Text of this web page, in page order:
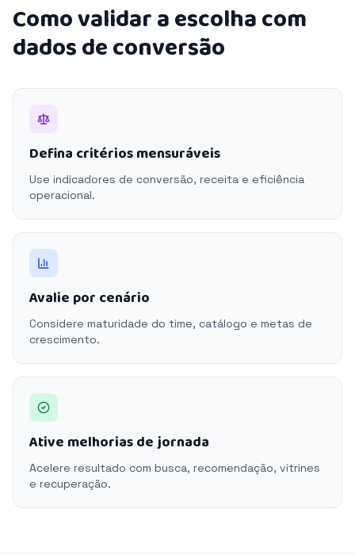
Como validar a escolha com
dados de conversão
Defina critérios mensuráveis
Use indicadores de conversão, receita e eficiência
operacional.
Avalie por cenário
Considere maturidade do time, catálogo e metas de
crescimento.
Ative melhorias de jornada
Acelere resultado com busca, recomendação, vitrines
e recuperação.